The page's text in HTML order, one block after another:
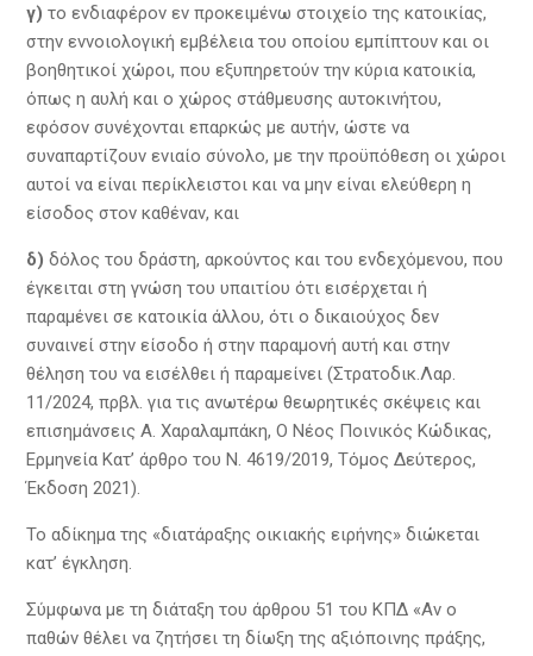
γ) το ενδιαφέρον εν προκειμένω στοιχείο της κατοικίας,
στην εννοιολογική εμβέλεια του οποίου εμπίπτουν και οι
βοηθητικοί χώροι, που εξυπηρετούν την κύρια κατοικία,
όπως η αυλή και ο χώρος στάθμευσης αυτοκινήτου,
εφόσον συνέχονται επαρκώς με αυτήν, ώστε να
συναπαρτίζουν ενιαίο σύνολο, με την προϋπόθεση οι χώροι
αυτοί να είναι περίκλειστοι και να μην είναι ελεύθερη η
είσοδος στον καθέναν, και
δ) δόλος του δράστη, αρκούντος και του ενδεχόμενου, που
έγκειται στη γνώση του υπαιτίου ότι εισέρχεται ή
παραμένει σε κατοικία άλλου, ότι ο δικαιούχος δεν
συναινεί στην είσοδο ή στην παραμονή αυτή και στην
θέληση του να εισέλθει ή παραμείνει (Στρατοδικ.Λαρ.
11/2024, πρβλ. για τις ανωτέρω θεωρητικές σκέψεις και
επισημάνσεις Α. Χαραλαμπάκη, Ο Νέος Ποινικός Κώδικας,
Ερμηνεία Κατ’ άρθρο του Ν. 4619/2019, Τόμος Δεύτερος,
Έκδοση 2021).
Το αδίκημα της «διατάραξης οικιακής ειρήνης» διώκεται
κατ’ έγκληση.
Σύμφωνα με τη διάταξη του άρθρου 51 του ΚΠΔ «Αν ο
παθών θέλει να ζητήσει τη δίωξη της αξιόποινης πράξης,